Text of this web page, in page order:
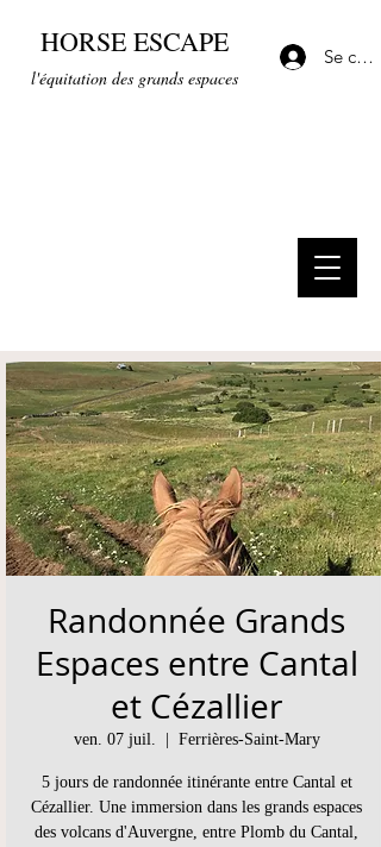
HORSE ESCAPE
l'équitation des grands espaces
Se
Randonnée Grands
Espaces entre Cantal
et Cézallier
ven. 07 juil. Ferrières-Saint-Mary
5 jours de randonnée itinérante entre Cantal et
Cézallier. Une immersion dans les grands espaces
des volcans d'Auvergne, entre Plomb du Cantal,